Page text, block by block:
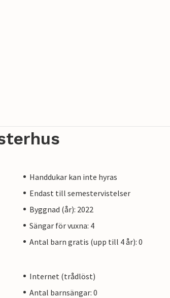
Handdukar kan inte hyras
Endast till semestervistelser
Byggnad (år): 2022
Sängar för vuxna: 4
Antal barn gratis (upp till 4 år): 0
Internet (trådlöst)
Antal barnsängar: 0